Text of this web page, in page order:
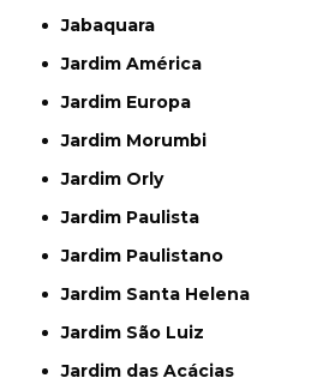
Jabaquara
Jardim América
Jardim Europa
Jardim Morumbi
Jardim Orly
Jardim Paulista
Jardim Paulistano
Jardim Santa Helena
Jardim São Luiz
Jardim das Acácias